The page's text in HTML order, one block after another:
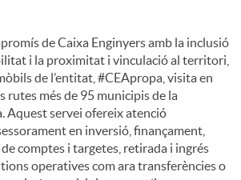
de Caixa Enginyers amb la inclusió
i la proximitat i vinculació al territori,
de l’entitat, #CEApropa, visita en
rutes més de 95 municipis de la
Aquest servei ofereix atenció
en inversió, finançament,
comptes i targetes, retirada i ingrés
operatives com ara transferències o